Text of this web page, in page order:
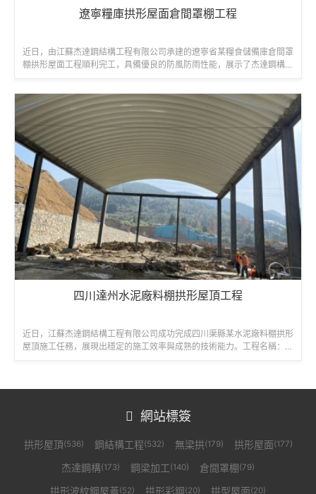
遼寧糧庫拱形屋面倉間罩棚工程
近日，由江蘇杰達鋼結構工程有限公司承建的遼寧省某糧食儲備庫倉間罩
棚拱形屋面工程順利完工，具備優良的防風防雨性能，展示了杰達鋼構在
四川達州水泥廠料棚拱形屋頂工程
近日，江蘇杰達鋼結構工程有限公司成功完成四川渠縣某水泥廠料棚拱形
屋頂施工任務，展現出穩定的施工效率與成熟的技術能力。工程名稱：渠
 網站標簽
拱形屋頂(536) 鋼結構工程(532) 無梁拱(179) 拱形屋面(177)
杰達鋼構(173) 鋼梁加工(140) 倉間罩棚(79)
拱形波紋鋼屋蓋(52) 拱形彩鋼(20) 拱型屋面(20)